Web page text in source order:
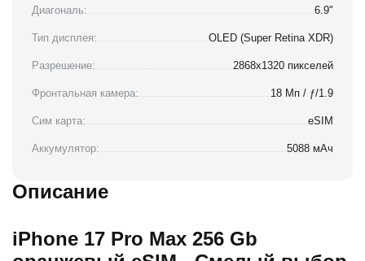
Диагональ: 6.9"
Тип дисплея: OLED (Super Retina XDR)
Разрешение: 2868x1320 пикселей
Фронтальная камера: 18 Мп / ƒ/1.9
Сим карта: eSIM
Аккумулятор: 5088 мАч
Описание
iPhone 17 Pro Max 256 Gb